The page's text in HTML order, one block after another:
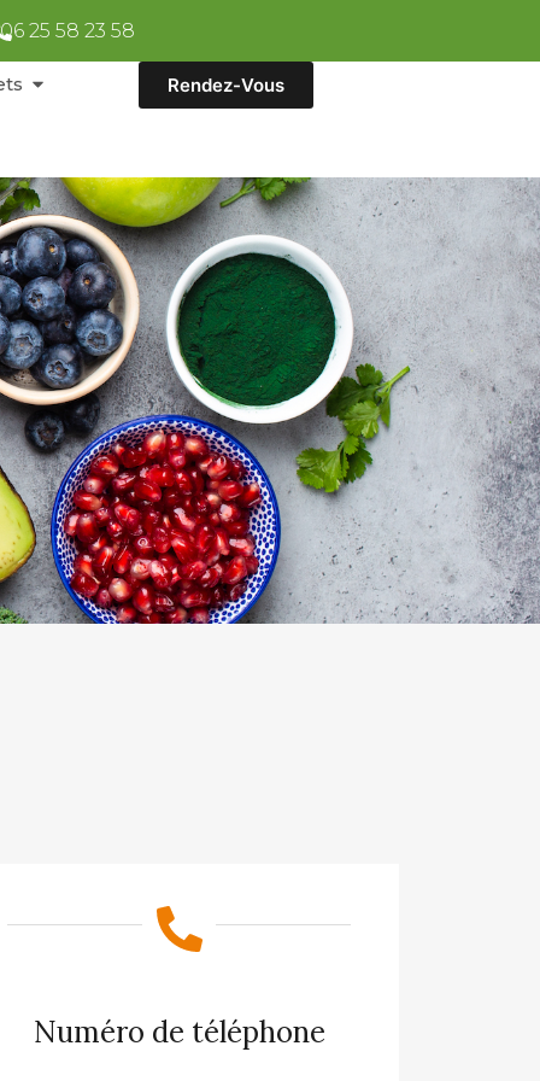
06 25 58 23 58
Rendez-Vous
Numéro de téléphone